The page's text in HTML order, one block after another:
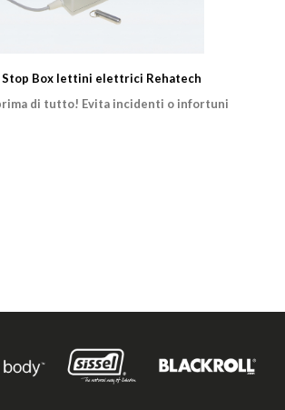
Stop Box lettini elettrici Rehatech
di tutto! Evita incidenti o infortuni